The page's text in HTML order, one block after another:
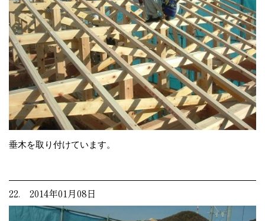
垂木を取り付けています。
22. 2014年01月08日